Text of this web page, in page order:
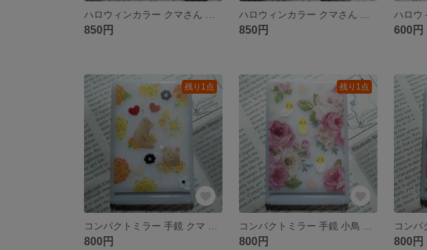
850円 850円 600円
残り1点
800円
残り1点
800円 800円